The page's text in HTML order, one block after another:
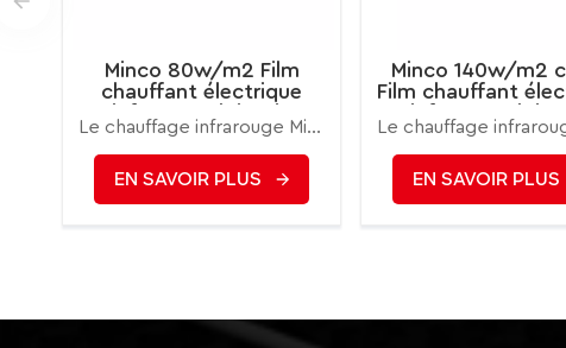
Minco 80w/m2 Film
chauffant électrique
carbone
Le chauffage infrarouge Minco est l'une des méthodes de chauffage les plus saines et les plus modernes, qui utilise des propriétés thermiques similaires à celles du soleil lui-même. Les rayons infrarouges chauffent directement les personnes, les murs et les objets, puis l'air en est chauffé.
EN SAVOIR PLUS
Minco 140w/m2
Film chauffant
carbone
EN SAVOIR PLUS